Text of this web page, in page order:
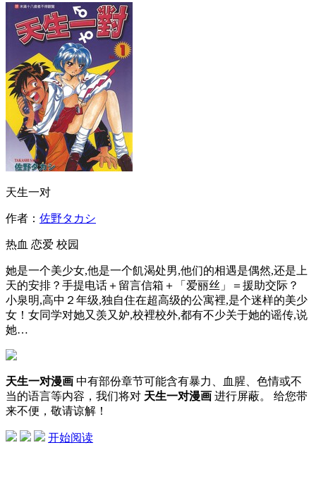
天生一对
作者： 佐野タカシ
热血 恋爱 校园
她是一个美少女,他是一个飢渴处男,他们的相遇是偶然,还是上
天的安排？手提电话＋留言信箱＋「爱丽丝」＝援助交际？
小泉明,高中２年级,独自住在超高级的公寓裡,是个迷样的美少
女！女同学对她又羡又妒,校裡校外,都有不少关于她的谣传,说
她…
天生一对漫画 中有部份章节可能含有暴力、血腥、色情或不
当的语言等内容，我们将对 天生一对漫画 进行屏蔽。 给您带
来不便，敬请谅解！
开始阅读